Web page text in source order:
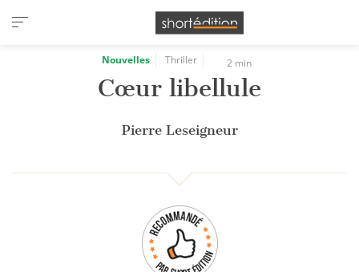
Panneau de gestion des cookies
Nouvelles Thriller 2 min
Cœur libellule
Pierre Leseigneur